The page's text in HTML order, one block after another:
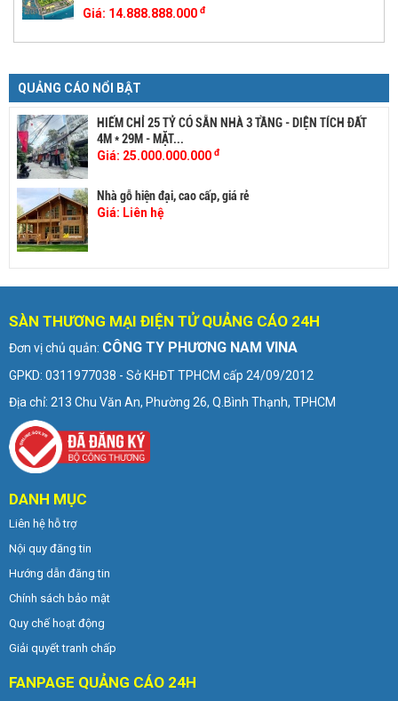
Giá: 14.888.888.000 đ
QUẢNG CÁO NỔI BẬT
HIẾM CHỈ 25 TỶ CÓ SẴN NHÀ 3 TẦNG - DIỆN TÍCH ĐẤT
4M * 29M - MẶT...
Giá: 25.000.000.000 đ
Nhà gỗ hiện đại, cao cấp, giá rẻ
Giá: Liên hệ
SÀN THƯƠNG MẠI ĐIỆN TỬ QUẢNG CÁO 24H
Đơn vị chủ quản: CÔNG TY PHƯƠNG NAM VINA
GPKD: 0311977038 - Sở KHĐT TPHCM cấp 24/09/2012
Địa chỉ: 213 Chu Văn An, Phường 26, Q.Bình Thạnh, TPHCM
DANH MỤC
Liên hệ hỗ trợ
Nội quy đăng tin
Hướng dẫn đăng tin
Chính sách bảo mật
Quy chế hoạt động
Giải quyết tranh chấp
FANPAGE QUẢNG CÁO 24H